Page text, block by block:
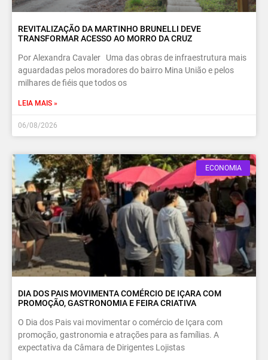
REVITALIZAÇÃO DA MARTINHO BRUNELLI DEVE
TRANSFORMAR ACESSO AO MORRO DA CRUZ
Por Alexandra Cavaler Uma das obras de infraestrutura mais
aguardadas pelos moradores do bairro Mina União e pelos
milhares de fiéis que todos os
LEIA MAIS »
06/08/2026
ECONOMIA
DIA DOS PAIS MOVIMENTA COMÉRCIO DE IÇARA COM
PROMOÇÃO, GASTRONOMIA E FEIRA CRIATIVA
O Dia dos Pais vai movimentar o comércio de Içara com
promoção, gastronomia e atrações para as famílias. A
expectativa da Câmara de Dirigentes Lojistas